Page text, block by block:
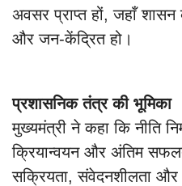
अवसर प्राप्त हों, जहाँ शासन
और जन-केंद्रित हो।
प्रशासनिक तंत्र की भूमिका
मुख्यमंत्री ने कहा कि नीति
क्रियान्वयन और अंतिम
सक्रियता, संवेदनशीलता और